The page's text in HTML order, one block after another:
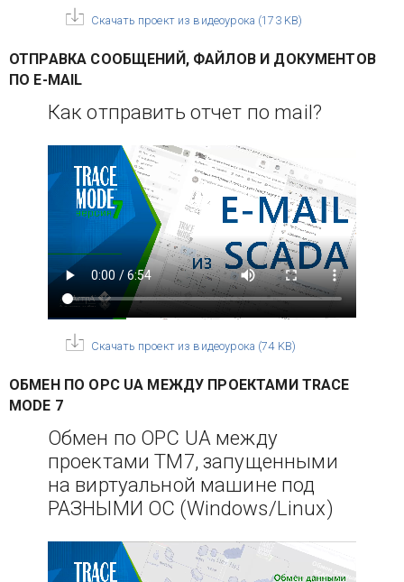
Скачать проект из видеоурока (173 KB)
ОТПРАВКА СООБЩЕНИЙ, ФАЙЛОВ И ДОКУМЕНТОВ
ПО E-MAIL
Как отправить отчет по mail?
Скачать проект из видеоурока (74 KB)
ОБМЕН ПО OPC UA МЕЖДУ ПРОЕКТАМИ TRACE
MODE 7
Обмен по OPC UA между
проектами ТМ7, запущенными
на виртуальной машине под
РАЗНЫМИ ОС (Windows/Linux)